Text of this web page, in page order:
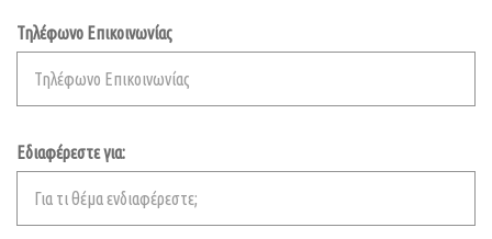
Τηλέφωνο Επικοινωνίας
Εδιαφέρεστε για: